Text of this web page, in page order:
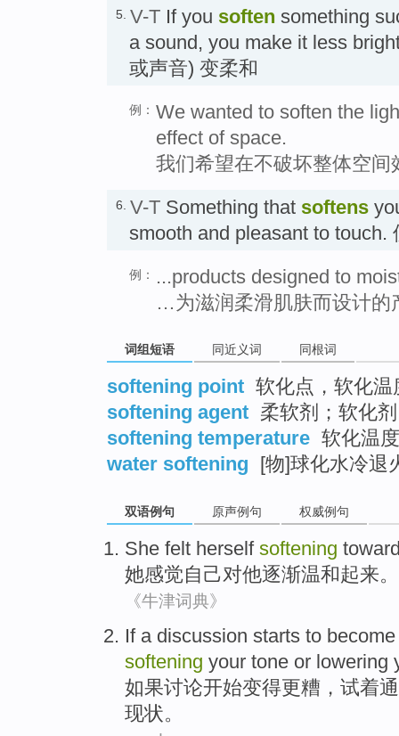
5. V-T If you soften something
a sound, you make it less
或声音) 变柔和
例： We wanted to soften the
effect of space.
我们希望在不破坏整体空
6. V-T Something that softens
smooth and pleasant to touch.
例：
...products designed to
…为滋润柔滑肌肤而设计的
词组短语 同近义词 同根词
softening point 软化点，软化温
softening agent 柔软剂；软化剂
softening temperature 软化温
water softening
[物]球化水冷退
双语例句 原声例句 权威例句
She felt herself softening
她感觉自己对他逐渐温和起来。
《牛津词典》
Ifa discussion starts to become
softening your tone or lowering
如果讨论开始变得更糟 ， 试着
现状。